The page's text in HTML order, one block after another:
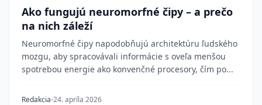
Ako fungujú neuromorfné čipy – a prečo
na nich záleží
Neuromorfné čipy napodobňujú architektúru ľudského
mozgu, aby spracovávali informácie s oveľa menšou
spotrebou energie ako konvenčné procesory, čím po...
Redakcia 24. apríla 2026